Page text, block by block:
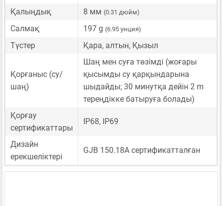
Қалыңдық 8 мм (0.31 дюйм)
Салмақ 197 g (6.95 унция)
Түстер Қара, алтын, Қызыл
Қорғаныс (су/
шаң)
Шаң мен суға төзімді (жоғары
қысымды су қарқындарына
шыдайды; 30 минутқа дейін 2 m
тереңдікке батыруға болады)
Қорғау
сертификаттары
IP68, IP69
Дизайн
ерекшеліктері
GJB 150.18A сертификатталған